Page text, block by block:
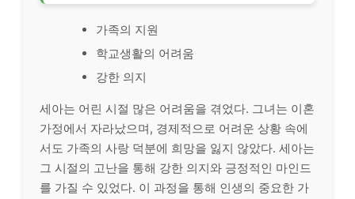
가족의 지원
학교생활의 어려움
강한 의지
세아는 어린 시절 많은 어려움을 겪었다. 그녀는 이혼
가정에서 자라났으며, 경제적으로 어려운 상황 속에
서도 가족의 사랑 덕분에 희망을 잃지 않았다. 세아는
그 시절의 고난을 통해 강한 의지와 긍정적인 마인드
를 가질 수 있었다. 이 과정을 통해 인생의 중요한 가